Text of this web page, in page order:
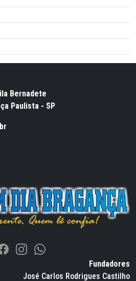
Bernadete
Paulista - SP
Fundadores
José Carlos Rodrigues Castilho